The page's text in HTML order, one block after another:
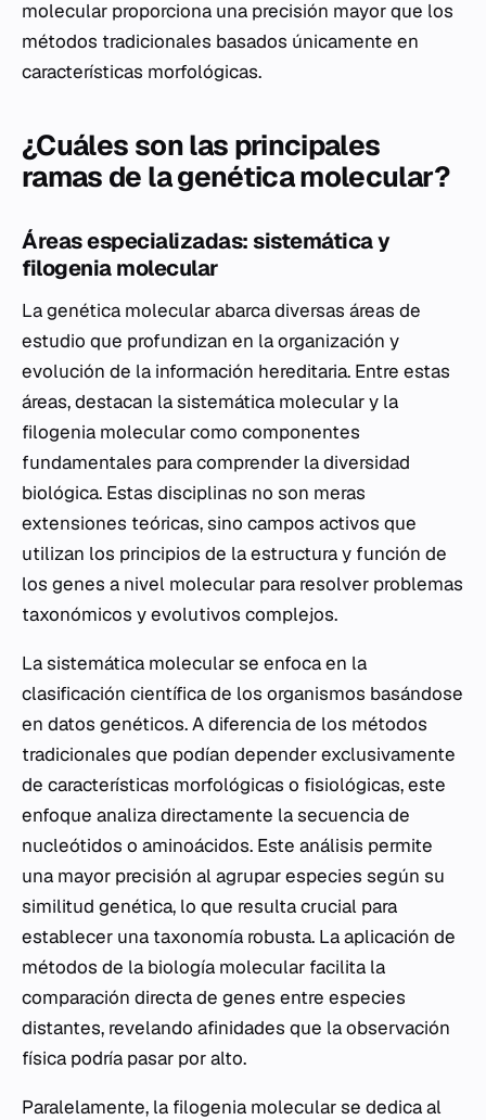
molecular proporciona una precisión mayor que los
métodos tradicionales basados únicamente en
características morfológicas.
¿Cuáles son las principales
ramas de la genética molecular?
Áreas especializadas: sistemática y
filogenia molecular
La genética molecular abarca diversas áreas de
estudio que profundizan en la organización y
evolución de la información hereditaria. Entre estas
áreas, destacan la sistemática molecular y la
filogenia molecular como componentes
fundamentales para comprender la diversidad
biológica. Estas disciplinas no son meras
extensiones teóricas, sino campos activos que
utilizan los principios de la estructura y función de
los genes a nivel molecular para resolver problemas
taxonómicos y evolutivos complejos.
La sistemática molecular se enfoca en la
clasificación científica de los organismos basándose
en datos genéticos. A diferencia de los métodos
tradicionales que podían depender exclusivamente
de características morfológicas o fisiológicas, este
enfoque analiza directamente la secuencia de
nucleótidos o aminoácidos. Este análisis permite
una mayor precisión al agrupar especies según su
similitud genética, lo que resulta crucial para
establecer una taxonomía robusta. La aplicación de
métodos de la biología molecular facilita la
comparación directa de genes entre especies
distantes, revelando afinidades que la observación
física podría pasar por alto.
Paralelamente, la filogenia molecular se dedica al